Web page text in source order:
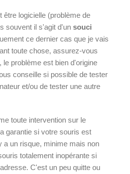
être logicielle (problème de
souvent il s'agit d'un souci
ce dernier cas que je vais
toute chose, assurez-vous
problème est bien d'origine
conseille si possible de tester
et/ou de tester une autre
toute intervention sur le
garantie si votre souris est
a un risque, minime mais non
totalement inopérante si
C'est un peu quitte ou